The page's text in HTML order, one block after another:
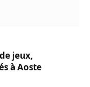
jeux,
à Aoste